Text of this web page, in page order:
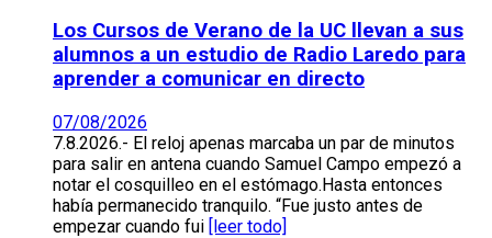
Los Cursos de Verano de la UC llevan a sus
alumnos a un estudio de Radio Laredo para
aprender a comunicar en directo
07/08/2026
7.8.2026.- El reloj apenas marcaba un par de minutos
para salir en antena cuando Samuel Campo empezó a
notar el cosquilleo en el estómago.Hasta entonces
había permanecido tranquilo. “Fue justo antes de
empezar cuando fui [leer todo]